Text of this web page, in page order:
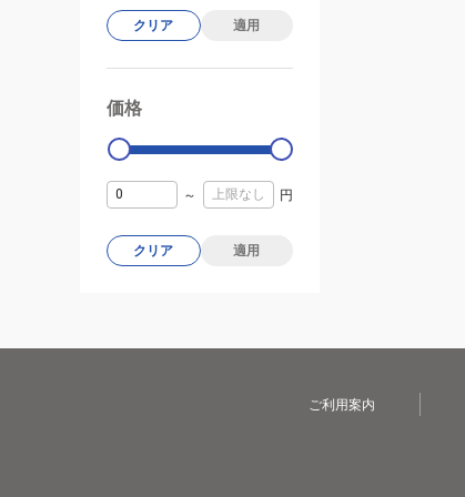
クリア 適用
価格
0
～ 円
クリア 適用
ご利用案内